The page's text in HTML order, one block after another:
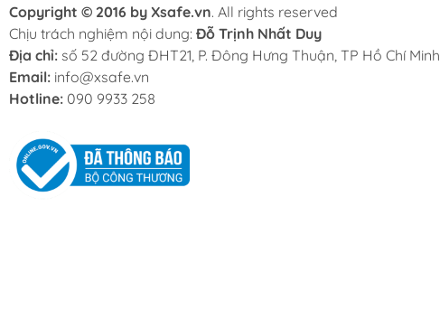
Copyright © 2016 by Xsafe.vn. All rights reserved
Chịu trách nghiệm nội dung: Đỗ Trịnh Nhất Duy
Địa chỉ: số 52 đường ĐHT21, P. Đông Hưng Thuận, TP Hồ Chí Minh
Email: info@xsafe.vn
Hotline: 090 9933 258